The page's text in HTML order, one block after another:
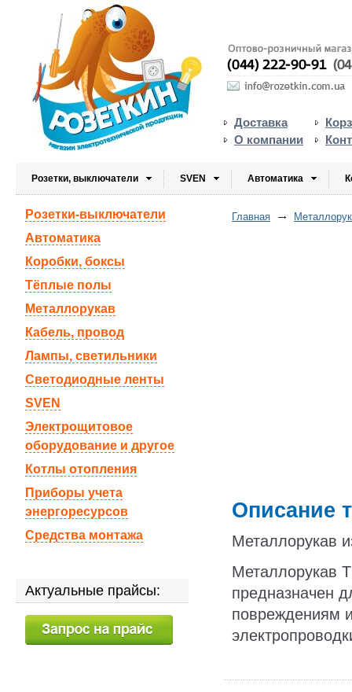
Доставка
О компании
Розетки, выключатели SVEN Автоматика
Главная
Описание
Металлорукав
Металлорукав
предназначен
повреждениям
Розетки-выключатели
Автоматика
Коробки, боксы
Тёплые полы
Металлорукав
Кабель, провод
Лампы, светильники
Светодиодные ленты
SVEN
Электрощитовое
оборудование и другое
Котлы отопления
Приборы учета
энергоресурсов
Средства монтажа
Актуальные прайсы: